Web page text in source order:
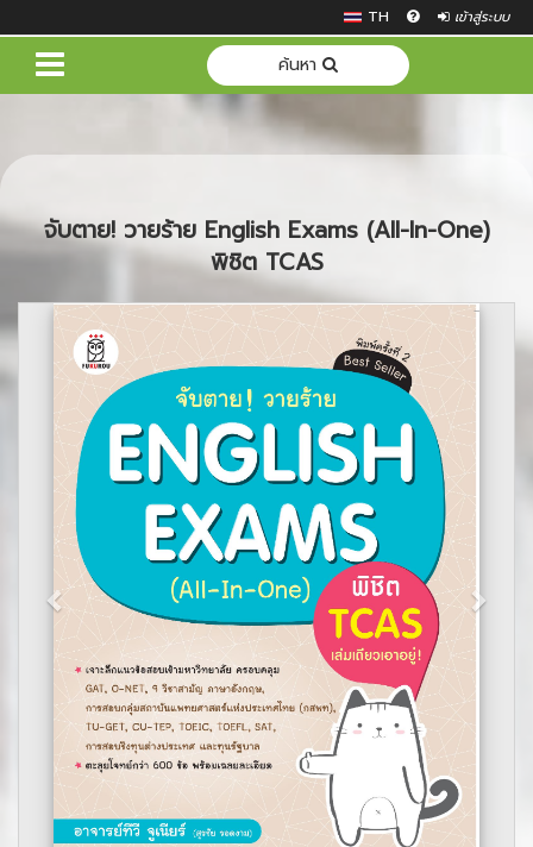
TH เข้าสู่ระบบ
ค้นหา
จับตาย! วายร้าย English Exams (All-In-One)
พิชิต TCAS
Previous Next